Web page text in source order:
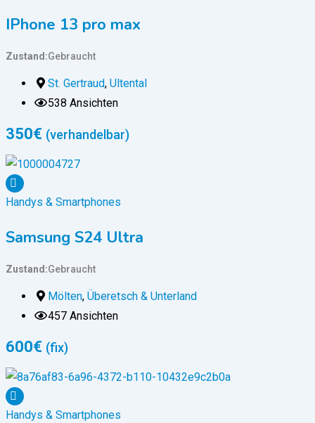
IPhone 13 pro max
Zustand Gebraucht
St. Gertraud, Ultental
538 Ansichten
350€ (verhandelbar)
Handys & Smartphones
Samsung S24 Ultra
Zustand Gebraucht
Mölten, Überetsch & Unterland
457 Ansichten
600€ (fix)
Handys & Smartphones